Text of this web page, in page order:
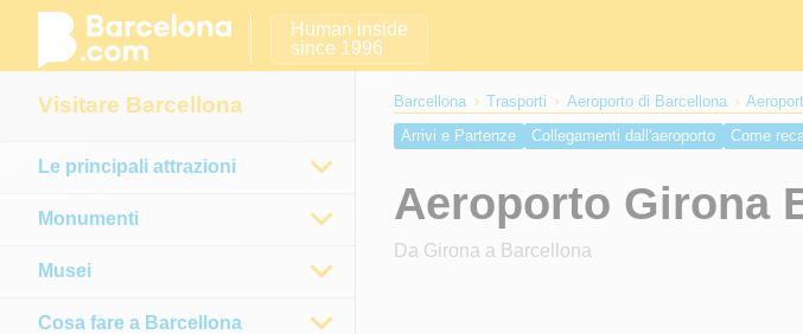
Human inside
since 1996
Barcellona Trasporti Aeroporto di Barcellona
Arrivi e Partenze
Collegamenti dall'aeroporto Come
Aeroporto Girona
Da Girona a Barcellona
Visitare Barcellona
Le principali attrazioni
Monumenti
Musei
Cosa fare a Barcellona